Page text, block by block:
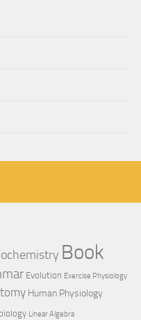
Book
Evolution Exercise Physiology
Human Physiology
Linear Algebra